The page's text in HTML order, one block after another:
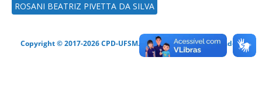
ROSANI BEATRIZ PIVETTA DA SILVA
Copyright © 2017-2026 CPD-UFSM. Todos os direitos reservados.